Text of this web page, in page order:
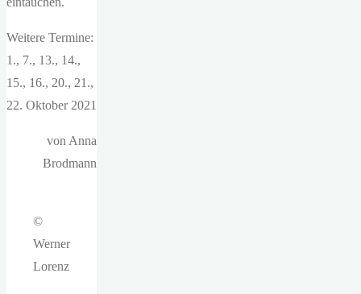
Weitere Termine:
1., 7., 13., 14.,
15., 16., 20., 21.,
22. Oktober 2021
von Anna
Brodmann
©
Werner
Lorenz